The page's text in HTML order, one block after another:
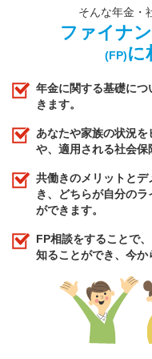
そんな年金・
ファイナ
(FP)に
年金に関する基礎に
きます。
あなたや家族の状況
や、適用される社会保
共働きのメリットと
き、どちらが自分の
ができます。
FP相談をすることで
知ることができ、今か